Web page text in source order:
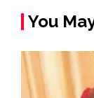
You